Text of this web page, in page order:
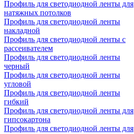
Профиль для светодиодной ленты для
натяжных потолков
Профиль для светодиодной ленты
накладной
Профиль для светодиодной ленты с
рассеивателем
Профиль для светодиодной ленты
черный
Профиль для светодиодной ленты
угловой
Профиль для светодиодной ленты
гибкий
Профиль для светодиодной ленты для
гипсокартона
Профиль для светодиодной ленты для